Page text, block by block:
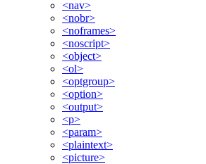
<nav>
<nobr>
<noframes>
<noscript>
<object>
<ol>
<optgroup>
<option>
<output>
<p>
<param>
<plaintext>
<picture>